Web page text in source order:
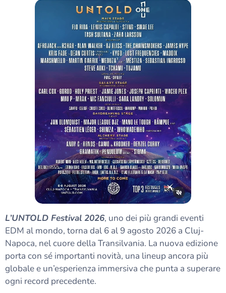
L’UNTOLD Festival 2026, uno dei più grandi eventi
EDM al mondo, torna dal 6 al 9 agosto 2026 a Cluj-
Napoca, nel cuore della Transilvania. La nuova edizione
porta con sé importanti novità, una lineup ancora più
globale e un’esperienza immersiva che punta a superare
ogni record precedente.